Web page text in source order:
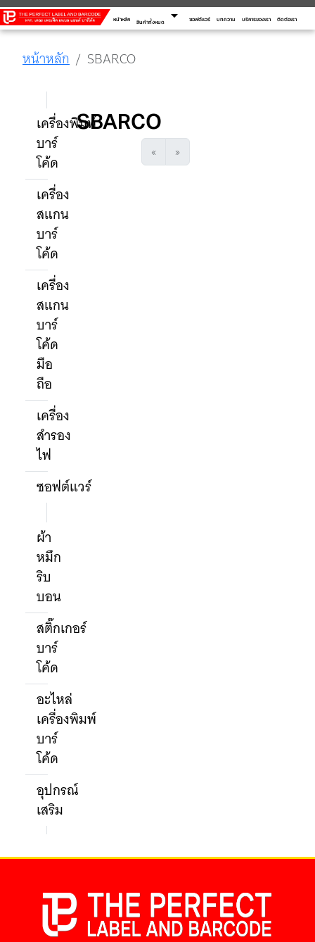
หน้าหลัก สินค้าทั้งหมด arrow_drop_down ซอฟต์แวร์ บทความ บริการของเรา ติดต่อเรา
หน้าหลัก SBARCO
เครื่องพิมพ์
บาร์
โค้ด
เครื่อง
สแกน
บาร์
โค้ด
เครื่อง
สแกน
บาร์
โค้ด
มือ
ถือ
เครื่อง
สำรอง
ไฟ
ซอฟต์แวร์
ผ้า
หมึก
ริบ
บอน
สติ๊กเกอร์
บาร์
โค้ด
อะไหล่
เครื่องพิมพ์
บาร์
โค้ด
อุปกรณ์
เสริม
SBARCO
« »